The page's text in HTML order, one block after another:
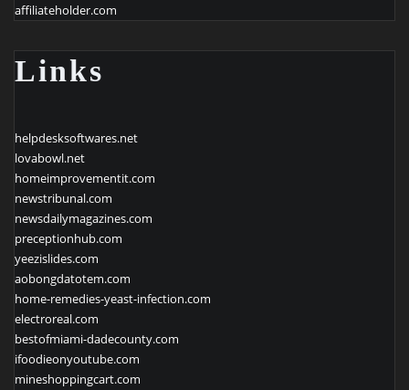
affiliateholder.com
Links
helpdesksoftwares.net
lovabowl.net
homeimprovementit.com
newstribunal.com
newsdailymagazines.com
preceptionhub.com
yeezislides.com
aobongdatotem.com
home-remedies-yeast-infection.com
electroreal.com
bestofmiami-dadecounty.com
ifoodieonyoutube.com
mineshoppingcart.com